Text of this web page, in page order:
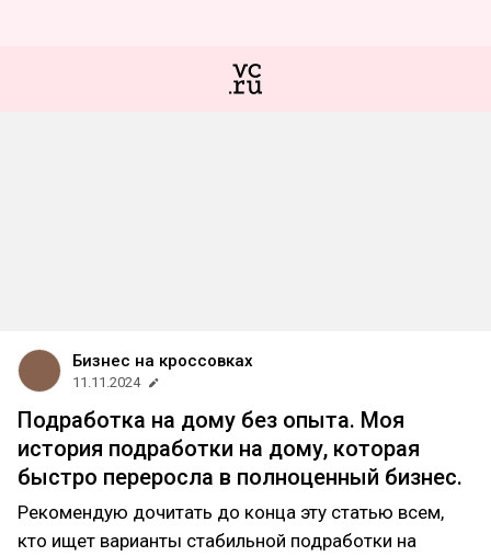
Бизнес на кроссовках
11.11.2024
Подработка на дому без опыта. Моя
история подработки на дому, которая
быстро переросла в полноценный бизнес.
Рекомендую дочитать до конца эту статью всем,
кто ищет варианты стабильной подработки на